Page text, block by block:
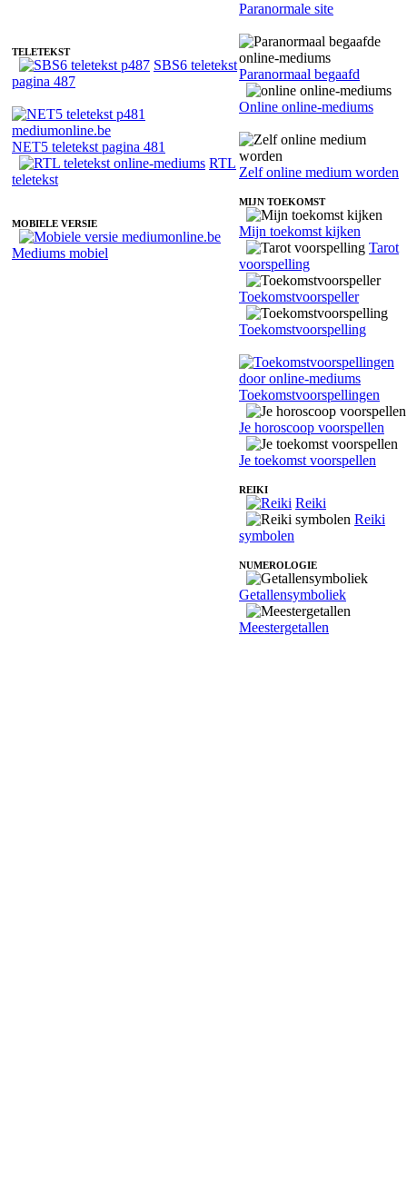
TELETEKST
SBS6 teletekst
pagina 487
NET5 teletekst pagina 481
RTL
teletekst
MOBIELE VERSIE
Mediums mobiel
Paranormale site
Paranormaal begaafd
Online online-mediums
Zelf online medium worden
MIJN TOEKOMST
Mijn toekomst kijken
Tarot
voorspelling
Toekomstvoorspeller
Toekomstvoorspelling
Toekomstvoorspellingen
Je horoscoop voorspellen
Je toekomst voorspellen
REIKI
Reiki
Reiki
symbolen
NUMEROLOGIE
Getallensymboliek
Meestergetallen